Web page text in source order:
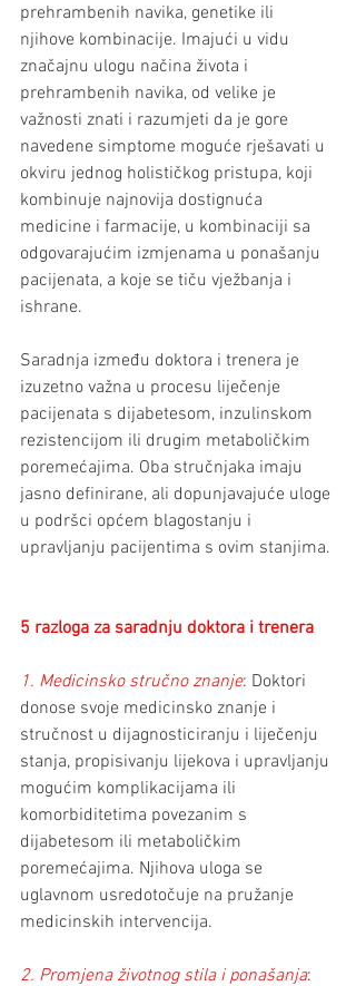
prehrambenih navika, genetike ili
njihove kombinacije. Imajući u vidu
značajnu ulogu načina života i
prehrambenih navika, od velike je
važnosti znati i razumjeti da je gore
navedene simptome moguće rješavati u
okviru jednog holističkog pristupa, koji
kombinuje najnovija dostignuća
medicine i farmacije, u kombinaciji sa
odgovarajućim izmjenama u ponašanju
pacijenata, a koje se tiču vježbanja i
ishrane.
Saradnja između doktora i trenera je
izuzetno važna u procesu liječenje
pacijenata s dijabetesom, inzulinskom
rezistencijom ili drugim metaboličkim
poremećajima. Oba stručnjaka imaju
jasno definirane, ali dopunjavajuće uloge
u podršci općem blagostanju i
upravljanju pacijentima s ovim stanjima.
5 razloga za saradnju doktora i trenera
1. Medicinsko stručno znanje: Doktori
donose svoje medicinsko znanje i
stručnost u dijagnosticiranju i liječenju
stanja, propisivanju lijekova i upravljanju
mogućim komplikacijama ili
komorbiditetima povezanim s
dijabetesom ili metaboličkim
poremećajima. Njihova uloga se
uglavnom usredotočuje na pružanje
medicinskih intervencija.
2. Promjena životnog stila i ponašanja: